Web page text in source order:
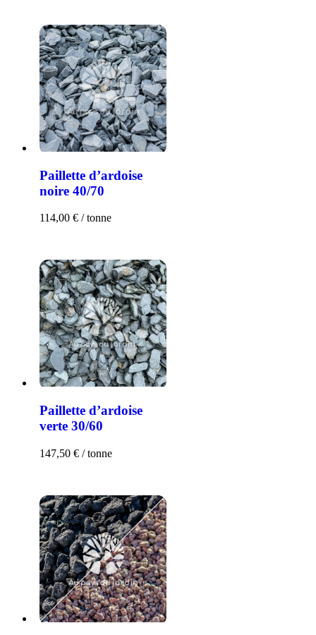
Paillette d’ardoise
noire 40/70
114,00 € / tonne
Paillette d’ardoise
verte 30/60
147,50 € / tonne